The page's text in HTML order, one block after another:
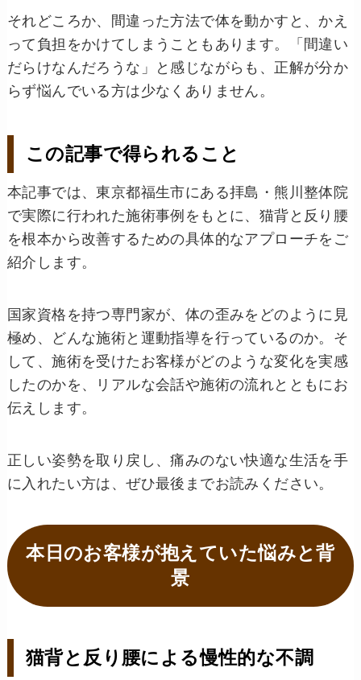
それどころか、間違った方法で体を動かすと、かえ
って負担をかけてしまうこともあります。「間違い
だらけなんだろうな」と感じながらも、正解が分か
らず悩んでいる方は少なくありません。
この記事で得られること
本記事では、東京都福生市にある拝島・熊川整体院
で実際に行われた施術事例をもとに、猫背と反り腰
を根本から改善するための具体的なアプローチをご
紹介します。
国家資格を持つ専門家が、体の歪みをどのように見
極め、どんな施術と運動指導を行っているのか。そ
して、施術を受けたお客様がどのような変化を実感
したのかを、リアルな会話や施術の流れとともにお
伝えします。
正しい姿勢を取り戻し、痛みのない快適な生活を手
に入れたい方は、ぜひ最後までお読みください。
本日のお客様が抱えていた悩みと背
景
猫背と反り腰による慢性的な不調